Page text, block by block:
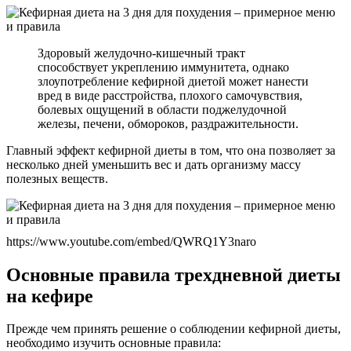
Здоровый желудочно-кишечный тракт
способствует укреплению иммунитета, однако
злоупотребление кефирной диетой может нанести
вред в виде расстройства, плохого самочувствия,
болевых ощущений в области поджелудочной
железы, печени, обмороков, раздражительности.
Главный эффект кефирной диеты в том, что она позволяет за
несколько дней уменьшить вес и дать организму массу
полезных веществ.
https://www.youtube.com/embed/QWRQ1Y3naro
Основные правила трехдневной диеты
на кефире
Прежде чем принять решение о соблюдении кефирной диеты,
необходимо изучить основные правила: